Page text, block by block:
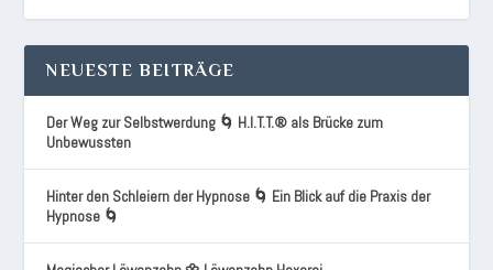
NEUESTE BEITRÄGE
Der Weg zur Selbstwerdung 🌀 H.I.T.T.® als Brücke zum
Unbewussten
Hinter den Schleiern der Hypnose 🌀 Ein Blick auf die Praxis der
Hypnose 🌀